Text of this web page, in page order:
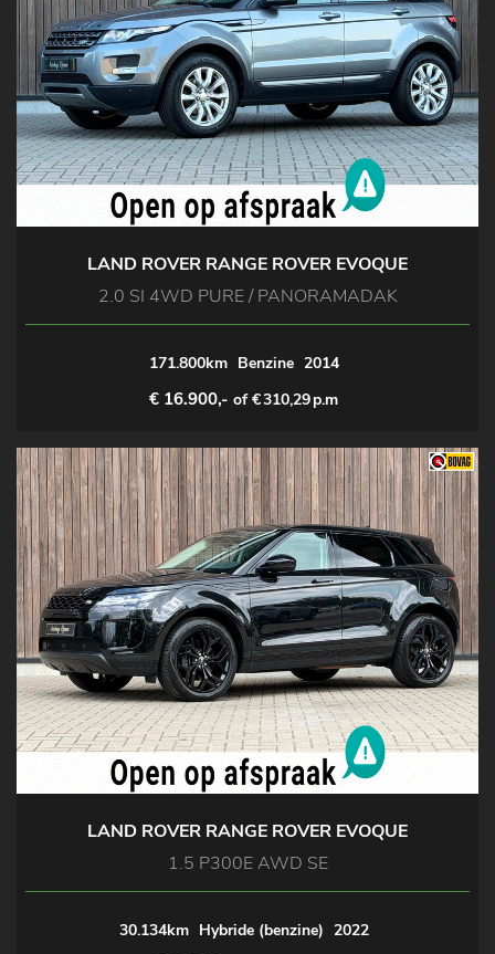
LAND ROVER RANGE ROVER EVOQUE
2.0 SI 4WD PURE / PANORAMADAK
171.800km Benzine 2014
€ 16.900,- of €310,29p.m
LAND ROVER RANGE ROVER EVOQUE
1.5 P300E AWD SE
30.134km Hybride (benzine) 2022